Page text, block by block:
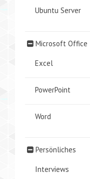
Ubuntu Server
Microsoft Office
Excel
PowerPoint
Word
Persönliches
Interviews